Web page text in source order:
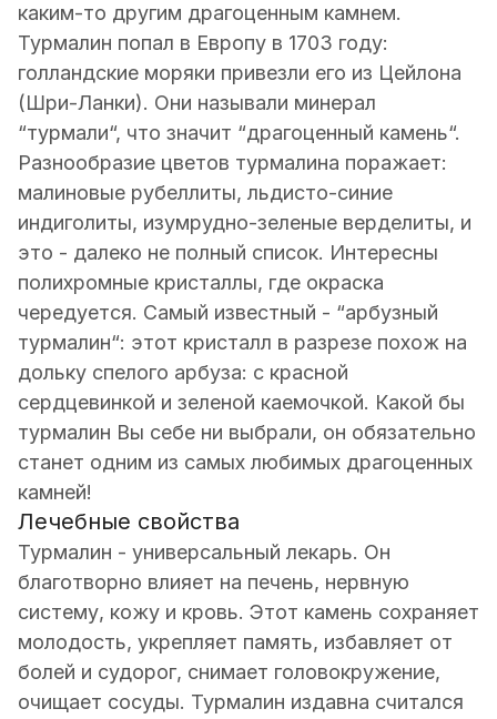
каким-то другим драгоценным камнем.
Турмалин попал в Европу в 1703 году:
голландские моряки привезли его из Цейлона
(Шри-Ланки). Они называли минерал
“турмали“, что значит “драгоценный камень“.
Разнообразие цветов турмалина поражает:
малиновые рубеллиты, льдисто-синие
индиголиты, изумрудно-зеленые верделиты, и
это - далеко не полный список. Интересны
полихромные кристаллы, где окраска
чередуется. Самый известный - “арбузный
турмалин“: этот кристалл в разрезе похож на
дольку спелого арбуза: с красной
сердцевинкой и зеленой каемочкой. Какой бы
турмалин Вы себе ни выбрали, он обязательно
станет одним из самых любимых драгоценных
камней!
Лечебные свойства
Турмалин - универсальный лекарь. Он
благотворно влияет на печень, нервную
систему, кожу и кровь. Этот камень сохраняет
молодость, укрепляет память, избавляет от
болей и судорог, снимает головокружение,
очищает сосуды. Турмалин издавна считался